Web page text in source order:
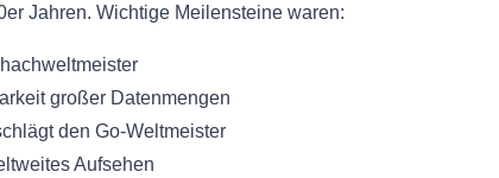
Jahren. Wichtige Meilensteine waren:
großer Datenmengen
den Go-Weltmeister
Aufsehen